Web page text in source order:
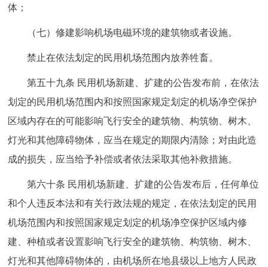
体；
（七）修建影响机场电磁环境的建筑物或者设施。
禁止在依法划定的民用机场范围内放养牲畜。
第五十九条 民用机场新建、扩建的公告发布前，在依法
划定的民用机场范围内和按照国家规定划定的机场净空保护
区域内存在的可能影响飞行安全的建筑物、构筑物、树木、
灯光和其他障碍物体，应当在规定的期限内清除；对由此造
成的损失，应当给予补偿或者依法采取其他补救措施。
第六十条 民用机场新建、扩建的公告发布后，任何单位
和个人违反本法和有关行政法规的规定，在依法划定的民用
机场范围内和按照国家规定划定的机场净空保护区域内修
建、种植或者设置影响飞行安全的建筑物、构筑物、树木、
灯光和其他障碍物体的，由机场所在地县级以上地方人民政